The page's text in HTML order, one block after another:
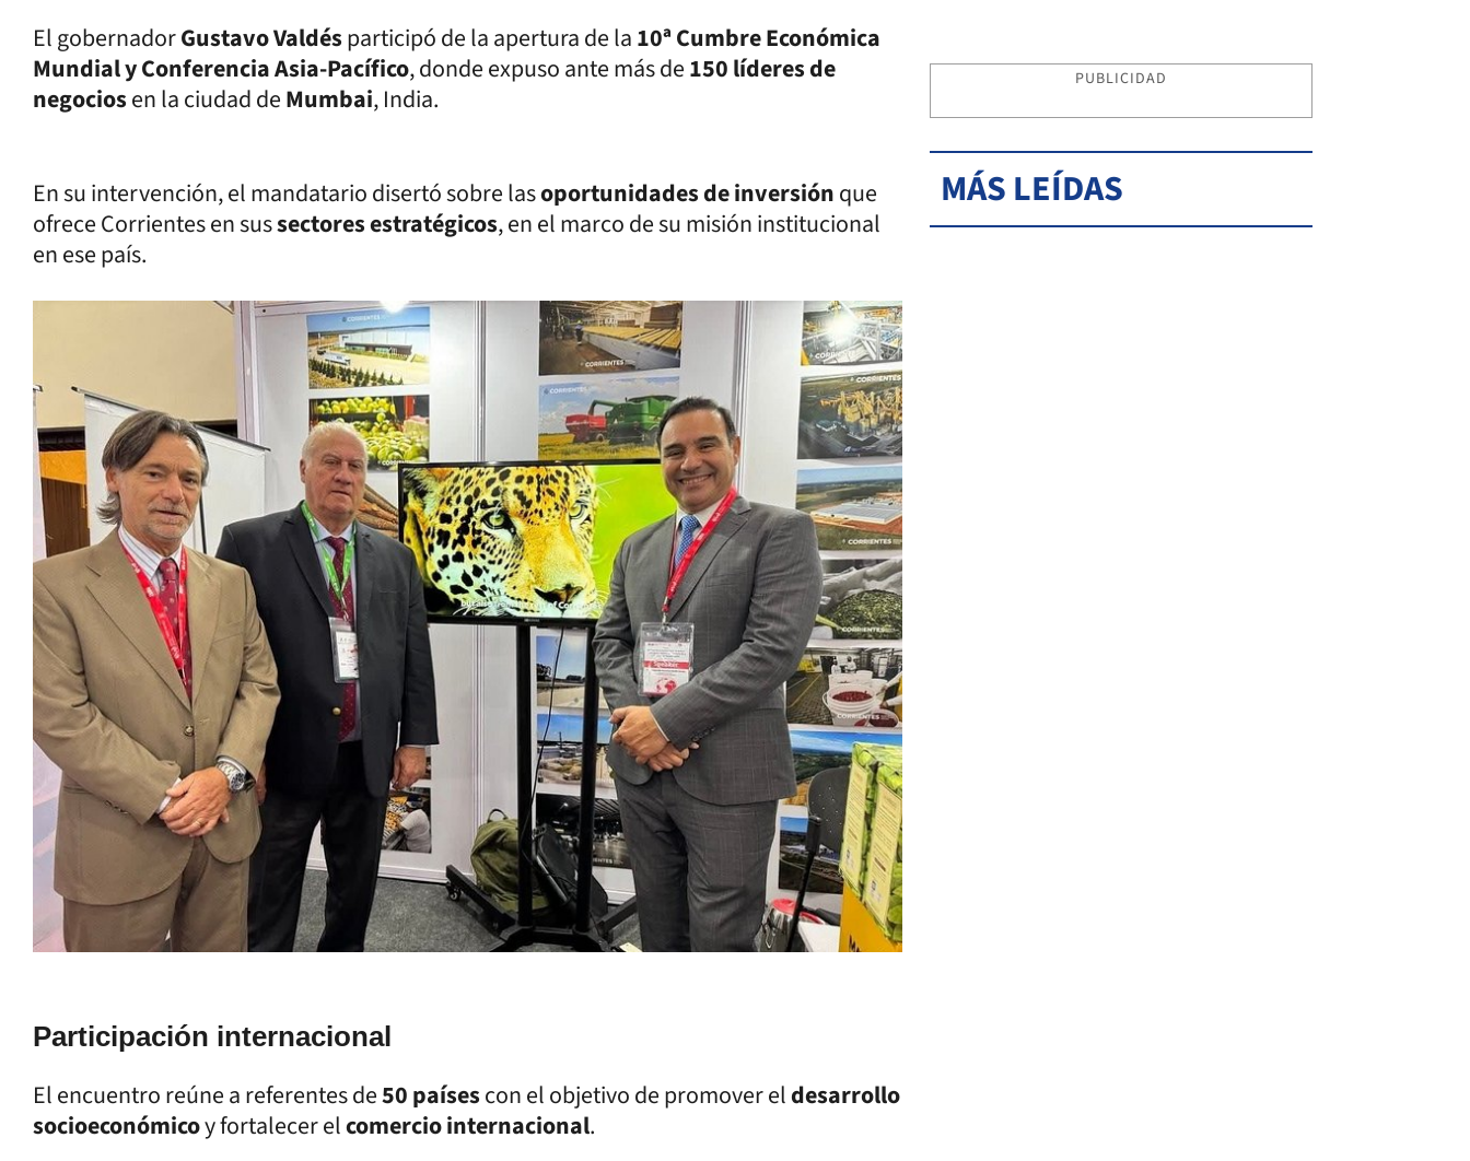
El gobernadorGustavo Valdésparticipó de la apertura de la10ª Cumbre Económica
Mundial y Conferencia Asia-Pacífico, donde expuso ante más de150 líderes de
negociosen la ciudad deMumbai, India.
En su intervención, el mandatario disertó sobre lasoportunidades de inversiónque
ofrece Corrientes en sussectores estratégicos, en el marco de su misión institucional
en ese país.
Participación internacional
El encuentro reúne a referentes de50 paísescon el objetivo de promover eldesarrollo
socioeconómicoy fortalecer elcomercio internacional.
PUBLICIDAD
MÁS LEÍDAS